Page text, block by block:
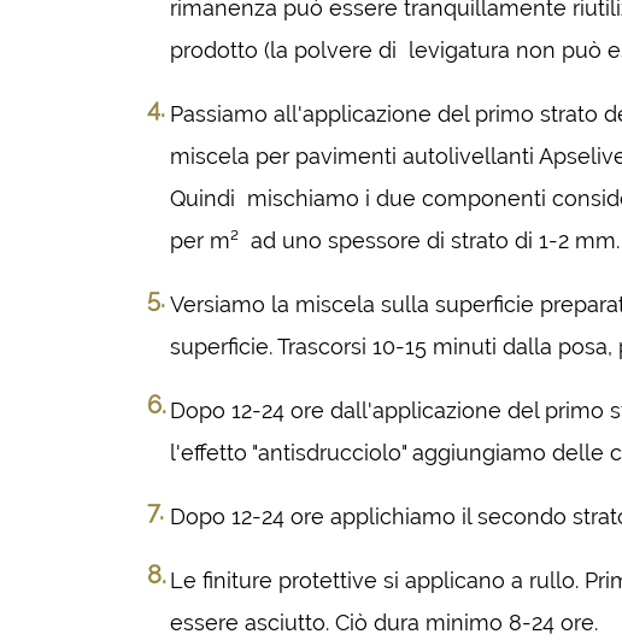
rimanenza può essere tranquillamente
prodotto (la polvere di levigatura non può
Passiamo all'applicazione del primo strato
miscela per pavimenti autolivellanti
Quindi mischiamo i due componenti
per m² ad uno spessore di strato di 1-2
Versiamo la miscela sulla superficie
superficie. Trascorsi 10-15 minuti dalla
Dopo 12-24 ore dall'applicazione del primo
l'effetto "antisdrucciolo" aggiungiamo delle
Dopo 12-24 ore applichiamo il secondo
Le finiture protettive si applicano a rullo.
essere asciutto. Ciò dura minimo 8-24 ore.